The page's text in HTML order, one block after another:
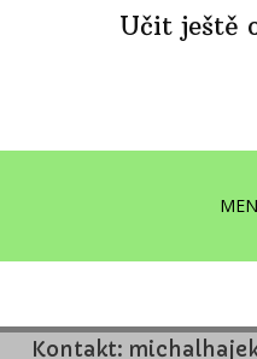
Učit ještě
Kontakt: